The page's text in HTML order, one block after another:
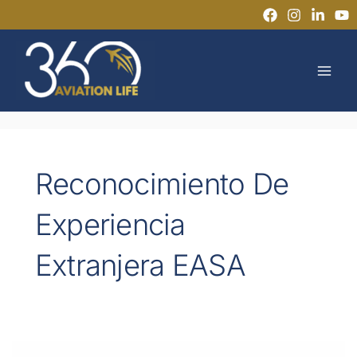
al
contenido
Reconocimiento De
Experiencia
Extranjera EASA